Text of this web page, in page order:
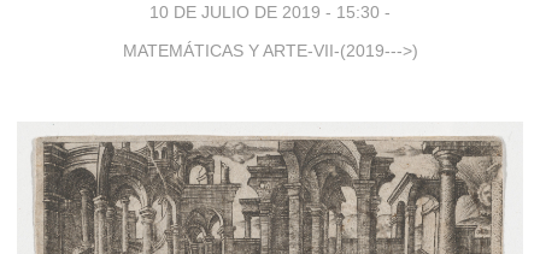
10 DE JULIO DE 2019 - 15:30 -
MATEMÁTICAS Y ARTE-VII-(2019--->)